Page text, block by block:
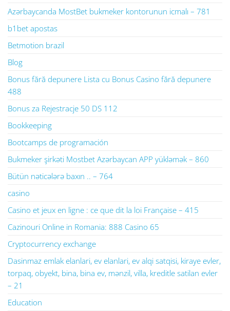
Azərbaycanda MostBet bukmeker kontorunun icmalı – 781
b1bet apostas
Betmotion brazil
Blog
Bonus fără depunere Lista cu Bonus Casino fără depunere
488
Bonus za Rejestracje 50 DS 112
Bookkeeping
Bootcamps de programación
Bukmeker şirkəti Mostbet Azərbaycan APP yükləmək – 860
Bütün nəticələrə baxın .. – 764
casino
Casino et jeux en ligne : ce que dit la loi Française – 415
Cazinouri Online in Romania: 888 Casino 65
Cryptocurrency exchange
Dasinmaz emlak elanlari, ev elanlari, ev alqi satqisi, kiraye evler,
torpaq, obyekt, bina, bina ev, mənzil, villa, kreditle satilan evler
– 21
Education